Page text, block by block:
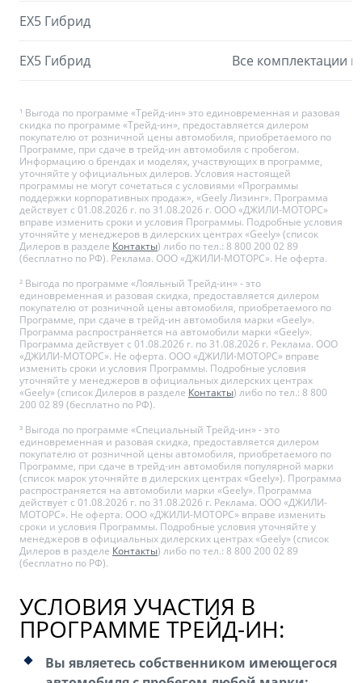
EX5 Гибрид
EX5 Гибрид Все комплектации
¹ Выгода по программе «Трейд-ин» это единовременная и разовая
скидка по программе «Трейд-ин», предоставляется дилером
покупателю от розничной цены автомобиля, приобретаемого по
Программе, при сдаче в трейд-ин автомобиля с пробегом.
Информацию о брендах и моделях, участвующих в программе,
уточняйте у официальных дилеров. Условия настоящей
программы не могут сочетаться с условиями «Программы
поддержки корпоративных продаж», «Geely Лизинг». Программа
действует с 01.08.2026 г. по 31.08.2026 г. ООО «ДЖИЛИ-МОТОРС»
вправе изменить сроки и условия Программы. Подробные условия
уточняйте у менеджеров в дилерских центрах «Geely» (список
Дилеров в разделе Контакты) либо по тел.: 8 800 200 02 89
(бесплатно по РФ). Реклама. ООО «ДЖИЛИ-МОТОРС». Не оферта.
² Выгода по программе «Лояльный Трейд-ин» - это
единовременная и разовая скидка, предоставляется дилером
покупателю от розничной цены автомобиля, приобретаемого по
Программе, при сдаче в трейд-ин автомобиля марки «Geely».
Программа распространяется на автомобили марки «Geely».
Программа действует с 01.08.2026 г. по 31.08.2026 г. Реклама. ООО
«ДЖИЛИ-МОТОРС». Не оферта. ООО «ДЖИЛИ-МОТОРС» вправе
изменить сроки и условия Программы. Подробные условия
уточняйте у менеджеров в официальных дилерских центрах
«Geely» (список Дилеров в разделе Контакты) либо по тел.: 8 800
200 02 89 (бесплатно по РФ).
³ Выгода по программе «Специальный Трейд-ин» - это
единовременная и разовая скидка, предоставляется дилером
покупателю от розничной цены автомобиля, приобретаемого по
Программе, при сдаче в трейд-ин автомобиля популярной марки
(список марок уточняйте в дилерских центрах «Geely»). Программа
распространяется на автомобили марки «Geely». Программа
действует с 01.08.2026 г. по 31.08.2026 г. Реклама. ООО «ДЖИЛИ-
МОТОРС». Не оферта. ООО «ДЖИЛИ-МОТОРС» вправе изменить
сроки и условия Программы. Подробные условия уточняйте у
менеджеров в официальных дилерских центрах «Geely» (список
Дилеров в разделе Контакты) либо по тел.: 8 800 200 02 89
(бесплатно по РФ).
УСЛОВИЯ УЧАСТИЯ В
ПРОГРАММЕ ТРЕЙД-ИН:
Вы являетесь собственником имеющегося